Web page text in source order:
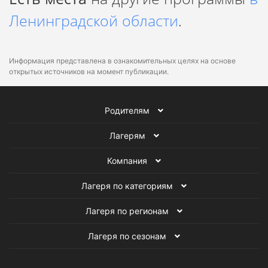
Законы Следопытов:
Ленинградской области.
Информация представлена в ознакомительных целях на основе
открытых источников на момент публикации.
Родителям
Лагерям
Компания
Лагеря по категориям
Лагеря по регионам
Лагеря по сезонам